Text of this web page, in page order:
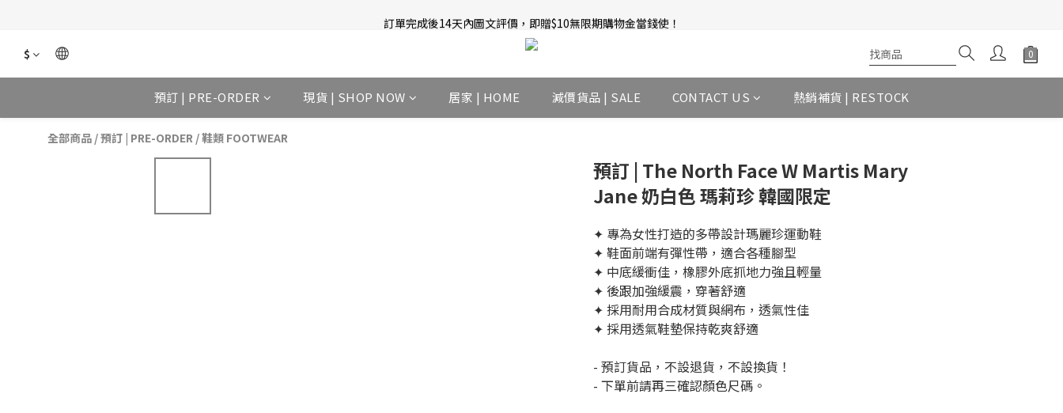
新會員招募中 | 即送 $12 購物金當錢使！
訂單完成後14天內圖文評價，即贈$10無限期購物金當錢使！
新會員招募中 | 即送 $12 購物金當錢使！
$
預訂 | PRE-ORDER 現貨 | SHOP NOW 居家 | HOME 減價貨品 | SALE CONTACT US 熱銷補貨 | RESTOCK
全部商品 /預訂 | PRE-ORDER /鞋類 FOOTWEAR
預訂 | The North Face W Martis Mary
Jane 奶白色 瑪莉珍 韓國限定
✦ 專為女性打造的多帶設計瑪麗珍運動鞋
✦ 鞋面前端有彈性帶，適合各種腳型
✦ 中底緩衝佳，橡膠外底抓地力強且輕量
✦ 後跟加強緩震，穿著舒適
✦ 採用耐用合成材質與網布，透氣性佳
✦ 採用透氣鞋墊保持乾爽舒適
- 預訂貨品，不設退貨，不設換貨！
- 下單前請再三確認顏色尺碼。